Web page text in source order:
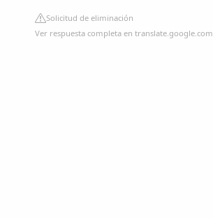
Solicitud de eliminación
Ver respuesta completa en translate.google.com